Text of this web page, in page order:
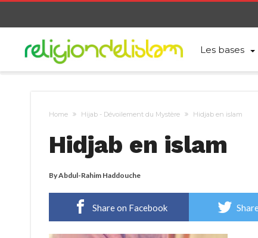
Les bases
Home Hijab - Dévoilement du Mystère Hidjab en islam
Hidjab en islam
ByAbdul-Rahim Haddouche
Share on Facebook